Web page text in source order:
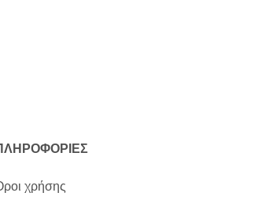
χρήσης